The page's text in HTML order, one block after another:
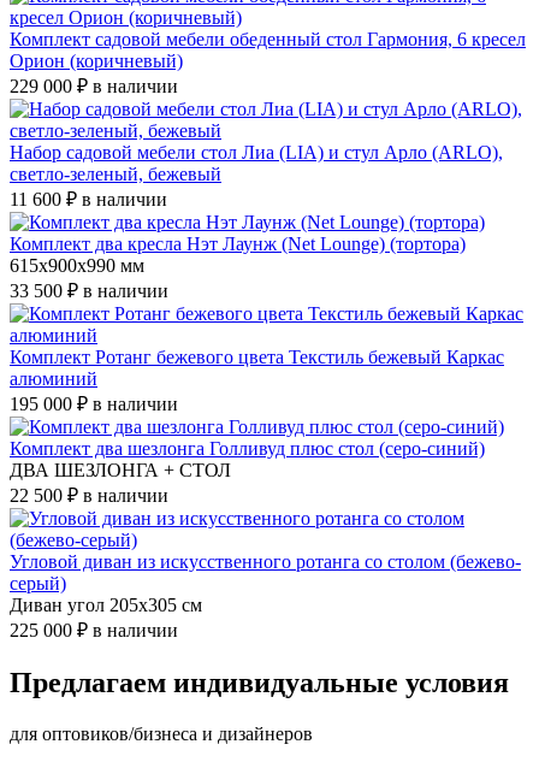
Комплект садовой мебели обеденный стол Гармония, 6 кресел
Орион (коричневый)
229 000 ₽ в наличии
Набор садовой мебели стол Лиа (LIA) и стул Арло (ARLO),
светло-зеленый, бежевый
11 600 ₽ в наличии
Комплект два кресла Нэт Лаунж (Net Lounge) (тортора)
615х900х990 мм
33 500 ₽ в наличии
Комплект Ротанг бежевого цвета Текстиль бежевый Каркас
алюминий
195 000 ₽ в наличии
Комплект два шезлонга Голливуд плюс стол (серо-синий)
ДВА ШЕЗЛОНГА + СТОЛ
22 500 ₽ в наличии
Угловой диван из искусственного ротанга со столом (бежево-
серый)
Диван угол 205x305 см
225 000 ₽ в наличии
Предлагаем индивидуальные условия
для оптовиков/бизнеса и дизайнеров